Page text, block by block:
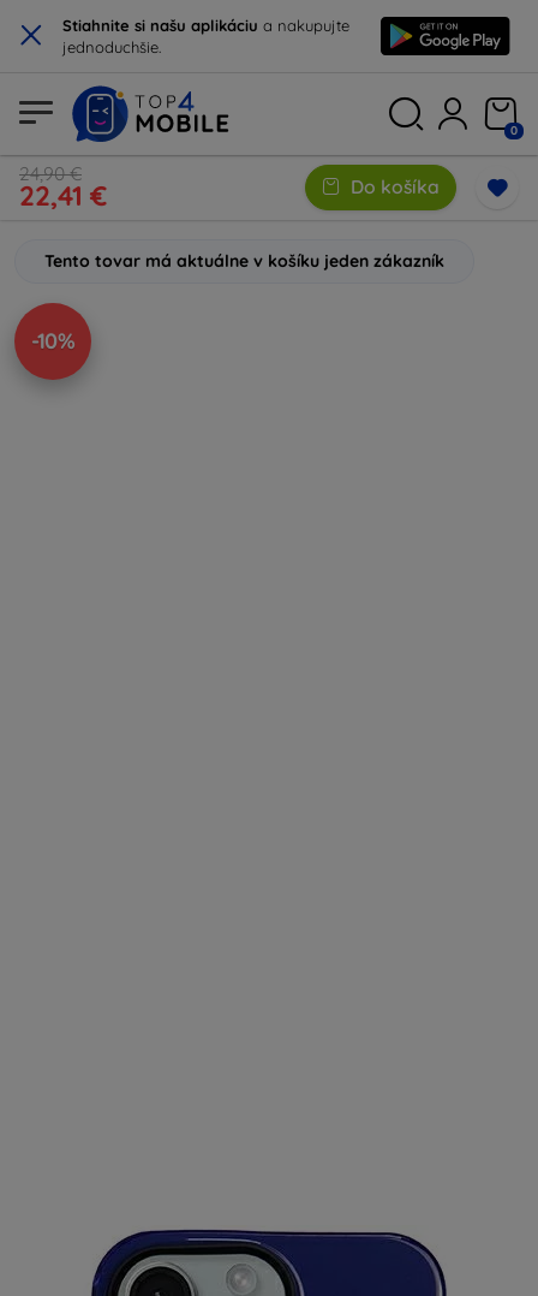
× Stiahnite si našu aplikáciu a nakupujte
jednoduchšie.
0
24,90 €
22,41 € Do košíka
Tento tovar má aktuálne v košíku jeden zákazník
-10%